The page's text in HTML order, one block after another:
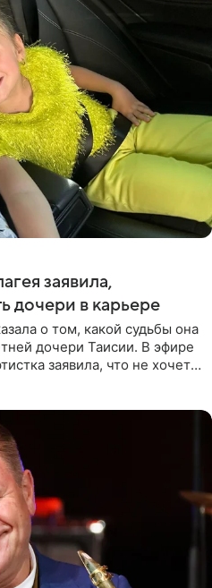
заявила,
дочери в карьере
о том, какой судьбы она
дочери Таисии. В эфире
заявила, что не хочет